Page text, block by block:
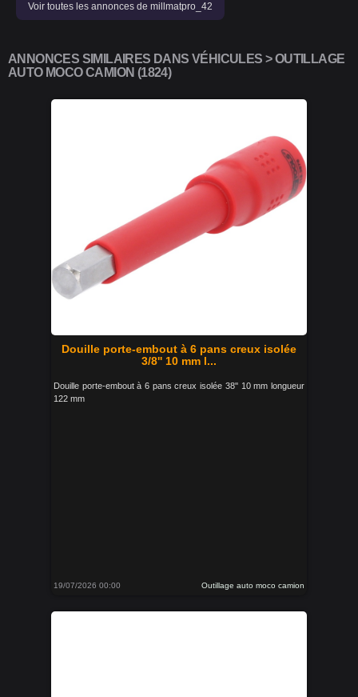
Voir toutes les annonces de millmatpro_42
ANNONCES SIMILAIRES DANS VÉHICULES > OUTILLAGE
AUTO MOCO CAMION (1824)
Douille porte-embout à 6 pans creux isolée
3/8'' 10 mm l...
Douille porte-embout à 6 pans creux isolée 38'' 10 mm longueur
122 mm
19/07/2026 00:00 Outillage auto moco camion